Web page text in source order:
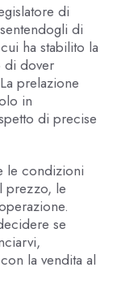
di
di
ha stabilito la
di dover
prelazione
in
di precise
le condizioni
prezzo, le
se
la vendita al